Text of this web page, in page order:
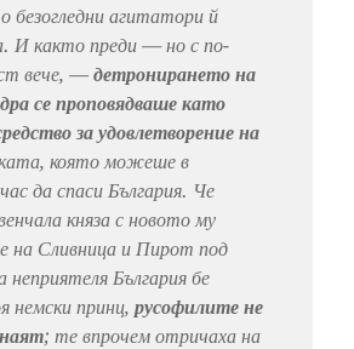
безогледни агитатори й
И както преди — но с по-
вече, —детронирането на
се проповядваше като
за удовлетворение на
която можеше в
да спаси България. Че
княза с новото му
на Сливница и Пирот под
България бе
немски принц, русофилите не
; те впрочем отричаха на